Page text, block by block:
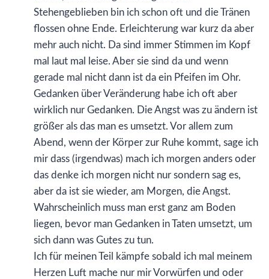
Stehengeblieben bin ich schon oft und die Tränen
flossen ohne Ende. Erleichterung war kurz da aber
mehr auch nicht. Da sind immer Stimmen im Kopf
mal laut mal leise. Aber sie sind da und wenn
gerade mal nicht dann ist da ein Pfeifen im Ohr.
Gedanken über Veränderung habe ich oft aber
wirklich nur Gedanken. Die Angst was zu ändern ist
größer als das man es umsetzt. Vor allem zum
Abend, wenn der Körper zur Ruhe kommt, sage ich
mir dass (irgendwas) mach ich morgen anders oder
das denke ich morgen nicht nur sondern sag es,
aber da ist sie wieder, am Morgen, die Angst.
Wahrscheinlich muss man erst ganz am Boden
liegen, bevor man Gedanken in Taten umsetzt, um
sich dann was Gutes zu tun.
Ich für meinen Teil kämpfe sobald ich mal meinem
Herzen Luft mache nur mir Vorwürfen und oder